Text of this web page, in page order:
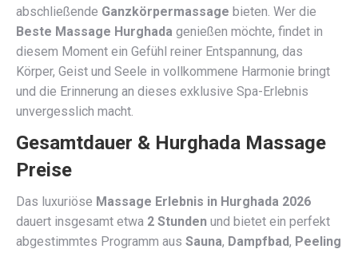
abschließende Ganzkörpermassage bieten. Wer die
Beste Massage Hurghada genießen möchte, findet in
diesem Moment ein Gefühl reiner Entspannung, das
Körper, Geist und Seele in vollkommene Harmonie bringt
und die Erinnerung an dieses exklusive Spa-Erlebnis
unvergesslich macht.
Gesamtdauer & Hurghada Massage
Preise
Das luxuriöse Massage Erlebnis in Hurghada 2026
dauert insgesamt etwa 2 Stunden und bietet ein perfekt
abgestimmtes Programm aus Sauna, Dampfbad, Peeling